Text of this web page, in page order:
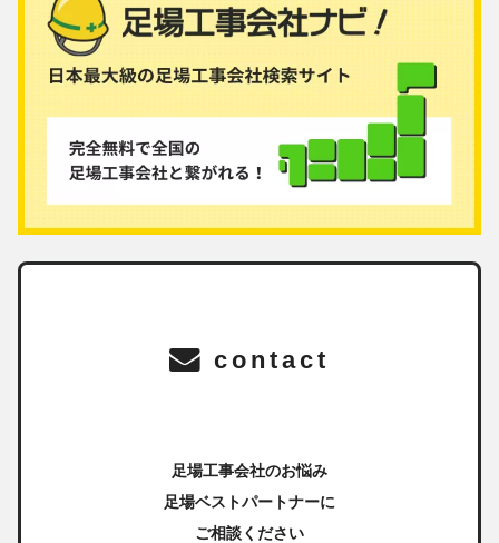
contact
足場工事会社のお悩み
足場ベストパートナーに
ご相談ください